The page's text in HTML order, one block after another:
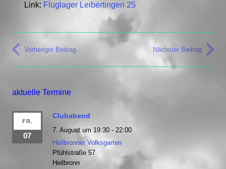
Link: Fluglager Leibertingen 25
Vorheriger Beitrag Nächster Beitrag
aktuelle Termine
FR.
07
Clubabend
7. August um 19:30 - 22:00
Heilbronner Volksgarten
Pfühlstraße 57
Heilbronn